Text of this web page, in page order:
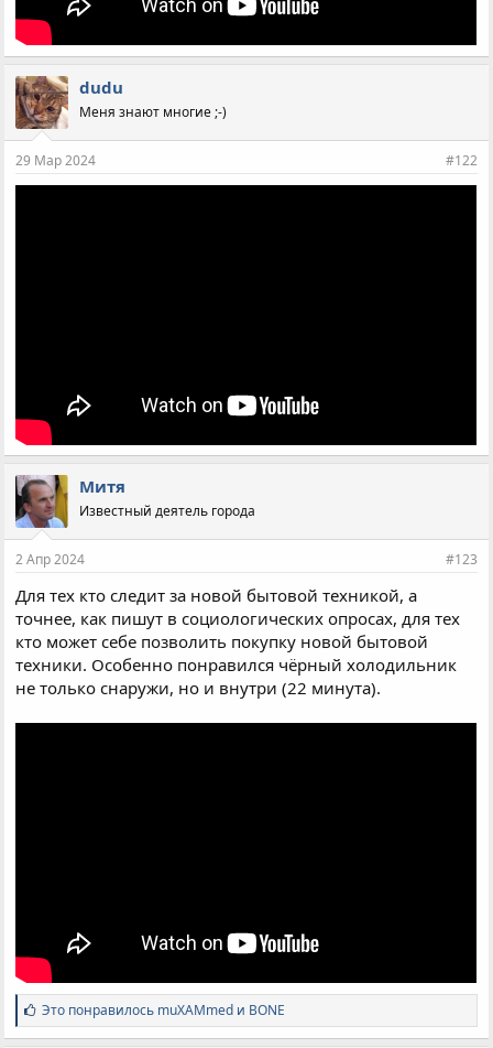
dudu
Меня знают многие ;-)
29 Мар 2024 #122
Митя
Известный деятель города
2 Апр 2024 #123
Для тех кто следит за новой бытовой техникой, а
точнее, как пишут в социологических опросах, для тех
кто может себе позволить покупку новой бытовой
техники. Особенно понравился чёрный холодильник
не только снаружи, но и внутри (22 минута).
С
и
Это понравилось muXAMmed и BONE